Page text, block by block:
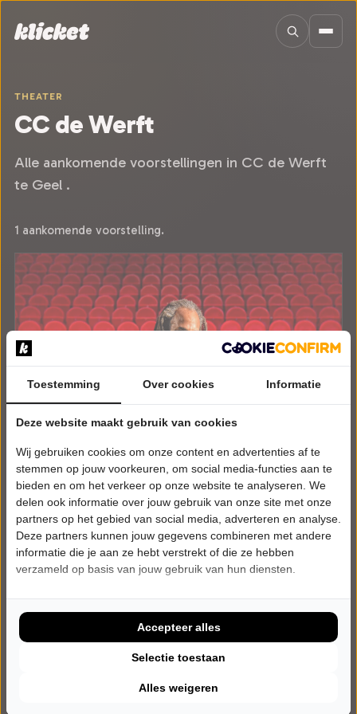
THEATER
CC de Werft
Alle aankomende voorstellingen in CC de Werft
te Geel .
1 aankomende voorstelling.
VRIJDAG 16 OKTOBER 2026 • 20:15 UUR
Tickets
Toestemming Over cookies Informatie
Deze website maakt gebruik van cookies
Wij gebruiken cookies om onze content en advertenties af te
stemmen op jouw voorkeuren, om social media-functies aan te
bieden en om het verkeer op onze website te analyseren. We
delen ook informatie over jouw gebruik van onze site met onze
partners op het gebied van social media, adverteren en analyse.
Deze partners kunnen jouw gegevens combineren met andere
informatie die je aan ze hebt verstrekt of die ze hebben
verzameld op basis van jouw gebruik van hun diensten.
Alles weigeren
Selectie toestaan
Accepteer alles